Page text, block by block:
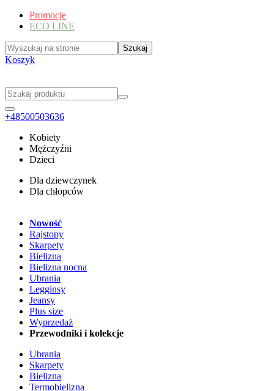
Promocje
ECO LINE
Koszyk
+48500503636
Kobiety
Mężczyźni
Dzieci
Dla dziewczynek
Dla chłopców
Nowość
Rajstopy
Skarpety
Bielizna
Bielizna nocna
Ubrania
Legginsy
Jeansy
Plus size
Wyprzedaż
Przewodniki i kolekcje
Ubrania
Skarpety
Bielizna
Termobielizna